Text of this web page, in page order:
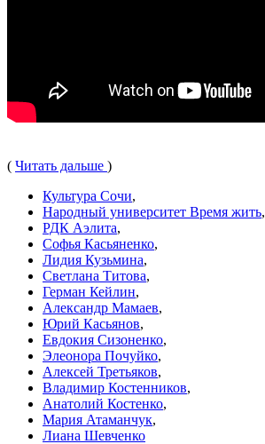
( Читать дальше )
Культура Сочи,
Народный университет Время жить,
РДК Аэлита,
Софья Касьяненко,
Лидия Кузьмина,
Светлана Титова,
Герман Кейлин,
Александр Мамаев,
Юрий Касьянов,
Евдокия Сизоненко,
Элеонора Почуйко,
Алексей Третьяков,
Владимир Костенников,
Анатолий Костенко,
Мария Атаманчук,
Лиана Шевченко